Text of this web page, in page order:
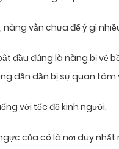
nàng vẫn chưa để ý gì
đầu đúng là nàng bị vẻ
dần dần bị sự quan
với tốc độ kinh người.
của cô là nơi duy